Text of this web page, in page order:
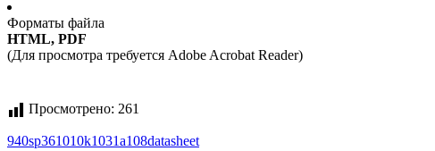
Форматы файла
HTML, PDF
(Для просмотра требуется Adobe Acrobat Reader)
Просмотрено: 261
940sp361010k1031a108datasheet